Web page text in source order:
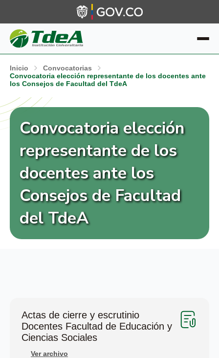
Inicio
Convocatorias
Convocatoria elección representante de los docentes ante
los Consejos de Facultad del TdeA
Convocatoria elección
representante de los
docentes ante los
Consejos de Facultad
del TdeA
Actas de cierre y escrutinio
Docentes Facultad de Educación y
Ciencias Sociales
Ver archivo